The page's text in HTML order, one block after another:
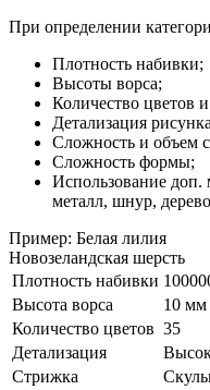
При определении
Плотность набивки;
Высоты ворса;
Количество цветов
Детализация
Сложность и объем
Сложность формы;
Использование доп.
металл, шнур,
Пример: Белая лилия
Новозеландская шерсть
Плотность набивки
Высота ворса
10 мм
Количество цветов 35
Детализация
Стрижка